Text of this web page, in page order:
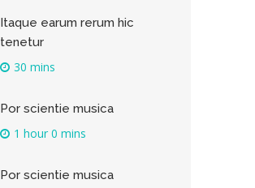
Itaque earum rerum hic
tenetur
30 mins
Por scientie musica
1 hour 0 mins
Por scientie musica